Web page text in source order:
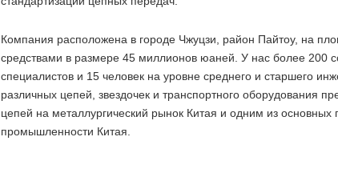
Компания расположена в городе Чжуцзи, район Пайтоу, на
средствами в размере 45 миллионов юаней. У нас более 200
специалистов и 15 человек на уровне среднего и старшего
различных цепей, звездочек и транспортного
цепей на металлургический рынок Китая и одним из
промышленности Китая.